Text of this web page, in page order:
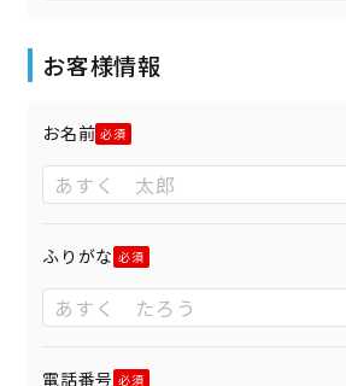
お客様情報
お名前
ふりがな
電話番号